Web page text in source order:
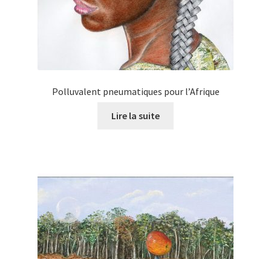
Polluvalent pneumatiques pour l’Afrique
Lire la suite